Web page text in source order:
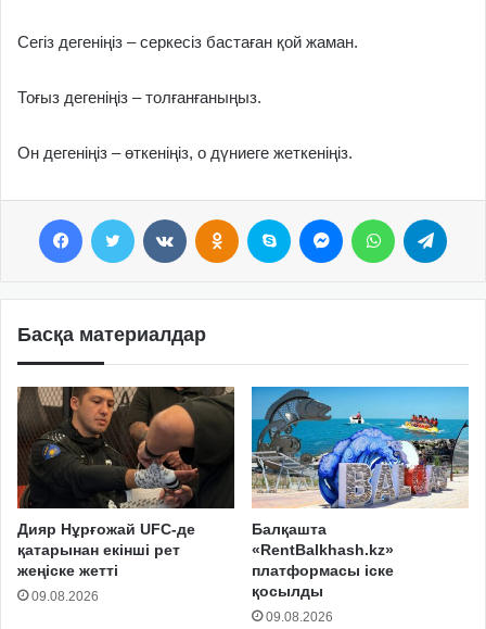
Сегіз дегеніңіз – серкесіз бастаған қой жаман.
Тоғыз дегеніңіз – толғанғаныңыз.
Он дегеніңіз – өткеніңіз, о дүниеге жеткеніңіз.
Басқа материалдар
Дияр Нұрғожай UFC-де
қатарынан екінші рет
жеңіске жетті
09.08.2026
Балқашта
«RentBalkhash.kz»
платформасы іске
қосылды
09.08.2026